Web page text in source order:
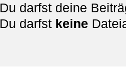
Du darfst deine
Du darfst keine